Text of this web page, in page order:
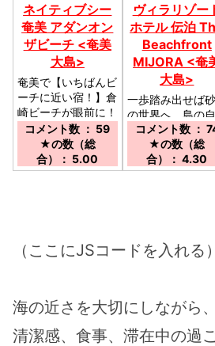
ネイティブシー
奄美 アダンオン
ザビーチ <奄美
大島>
奄美で【いちばんビ
ーチに近い宿！】倉
崎ビーチが眼前に！
お部屋から数歩で砂
浜。広々なテラスが
開放感最高／奄美空
港よりお車にて約２
コメント数 ： 59
★の数（総
合）： 5.00
ヴィラリゾー
ホテル 伝泊
Beachfront
MIJORA <奄
大島>
一歩踏み出せば
の世界へ、島の
と対話する宿。奄
の海に溶け込む滞
をお楽しみくださ
い。／チェック
コメント数 ：
★の数（総
合）： 4.30
（ここにJSコードを入れる）
海の近さを大切にしながら
清潔感、食事、滞在中の過